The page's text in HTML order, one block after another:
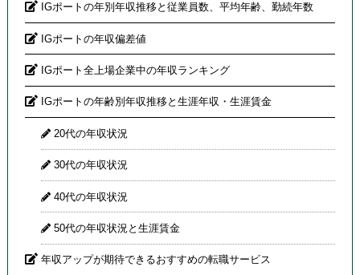
IGポートの年別年収推移と従業員数、平均年齢、勤続年数
IGポートの年収偏差値
IGポート全上場企業中の年収ランキング
IGポートの年齢別年収推移と生涯年収・生涯賃金
20代の年収状況
30代の年収状況
40代の年収状況
50代の年収状況と生涯賃金
年収アップが期待できるおすすめの転職サービス